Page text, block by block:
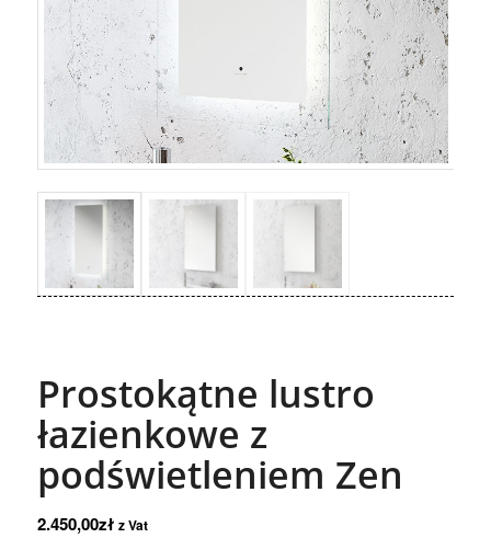
Prostokątne lustro
łazienkowe z
podświetleniem Zen
2.450,00zł z Vat